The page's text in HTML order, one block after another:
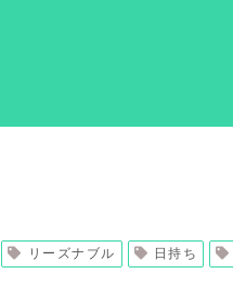
リーズナブル 日持ち